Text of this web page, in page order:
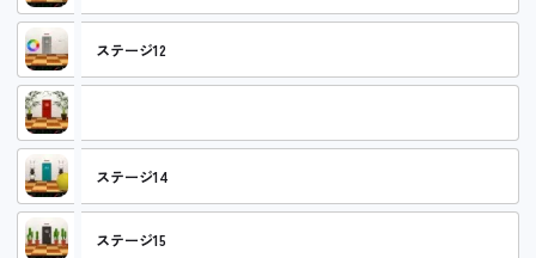
ステージ12
ステージ14
ステージ15